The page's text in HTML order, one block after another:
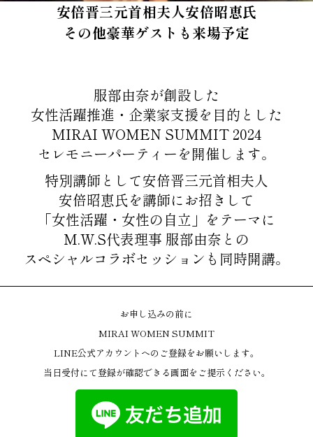
安倍晋三元首相夫人安倍昭恵氏
その他豪華ゲストも来場予定
服部由奈が創設した
女性活躍推進・企業家支援を目的とした
MIRAI WOMEN SUMMIT 2024
セレモニーパーティーを開催します。
特別講師として安倍晋三元首相夫人
安倍昭恵氏を講師にお招きして
「女性活躍・女性の自立」をテーマに
M.W.S代表理事 服部由奈との
スペシャルコラボセッションも同時開講。
お申し込みの前に
MIRAI WOMEN SUMMIT
LINE公式アカウントへのご登録をお願いします。
当日受付にて登録が確認できる画面をご提示ください。